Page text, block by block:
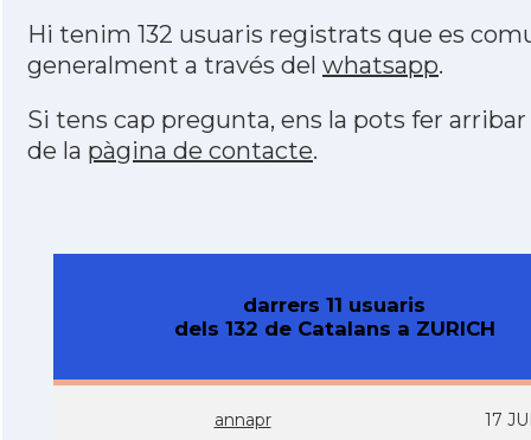
Hi tenim 132 usuaris registrats que es
generalment a través del whatsapp.
Si tens cap pregunta, ens la pots fer arribar
de la pàgina de contacte.
darrers 11 usuaris
dels 132 de Catalans a ZURICH
annapr 17